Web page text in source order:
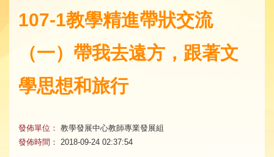
107-1教學精進帶狀交流
（一）帶我去遠方，跟著文
學思想和旅行
發佈單位： 教學發展中心教師專業發展組
發佈時間：
2018-09-24 02:37:54